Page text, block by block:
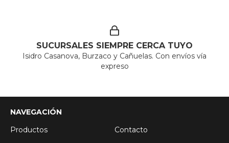
SUCURSALES SIEMPRE CERCA TUYO
Isidro Casanova, Burzaco y Cañuelas. Con envíos vía
expreso
NAVEGACIÓN
Productos
Contacto